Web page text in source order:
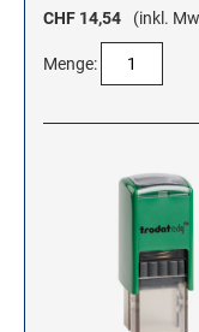
Tsukineko
STEMPLINO STEMPEL
Ministempel
Ministempel
VINTAGE STEMPEL
VINTAGE STEMPEL
CHF 14,54
(inkl.
Menge: